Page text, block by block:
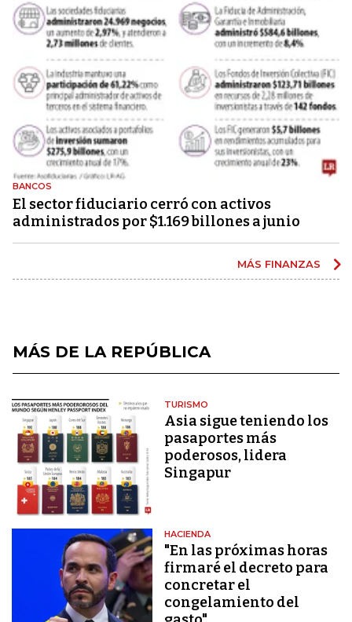
BANCOS
El sector fiduciario cerró con activos
administrados por $1.169 billones a junio
MÁS FINANZAS
MÁS DE LA REPÚBLICA
TURISMO
Asia sigue teniendo los
pasaportes más
poderosos, lidera
Singapur
HACIENDA
"En las próximas horas
firmaré el decreto para
concretar el
congelamiento del